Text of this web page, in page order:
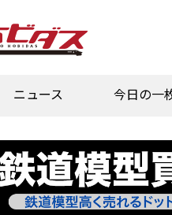
ニュース 今日の一